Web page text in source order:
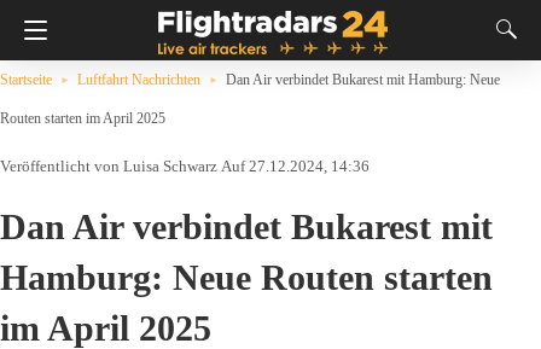
Startseite Luftfahrt Nachrichten Dan Air verbindet Bukarest mit Hamburg: Neue
Routen starten im April 2025
Luisa Schwarz Auf 27.12.2024, 14:36
Dan Air verbindet Bukarest mit
Hamburg: Neue Routen starten
im April 2025